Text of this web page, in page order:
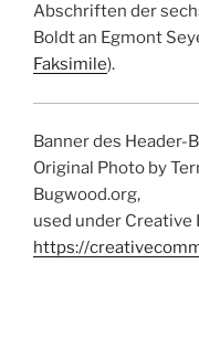
Abschriften der
Boldt an Egmont
Faksimile).
Banner des Header-
Original Photo by
Bugwood.org,
used under Creative
https://